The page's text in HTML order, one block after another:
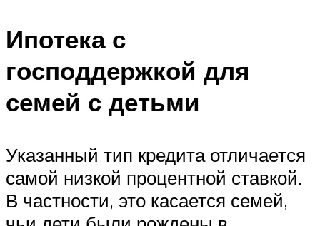
Ипотека с
господдержкой для
семей с детьми
Указанный тип кредита отличается
самой низкой процентной ставкой.
В частности, это касается семей,